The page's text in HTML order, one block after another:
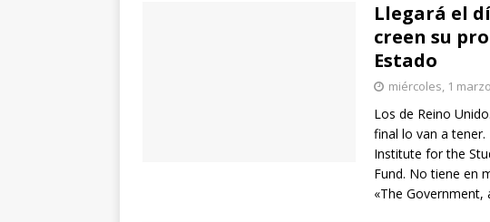
Llegará el
creen su
Estado
miércoles, 1
Los de Reino
final lo van a
Institute for the
Fund. No tiene en
«The Government,